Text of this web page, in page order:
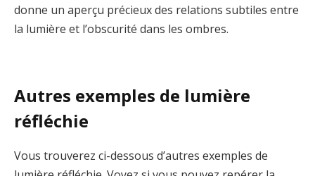
donne un aperçu précieux des relations subtiles entre
la lumière et l’obscurité dans les ombres.
Autres exemples de lumière
réfléchie
Vous trouverez ci-dessous d’autres exemples de